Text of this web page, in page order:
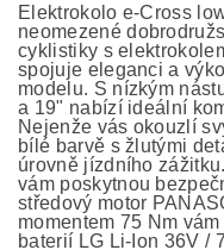
Elektrokolo e-Cross
neomezené
cyklistiky s
spojuje eleganci a
modelu. S nízkým
a 19" nabízí ideální
Nejenže vás okouzlí
bílé barvě s žlutými
úrovně jízdního
vám poskytnou
středový motor
momentem 75 Nm
baterií LG Li-Ion 36V /